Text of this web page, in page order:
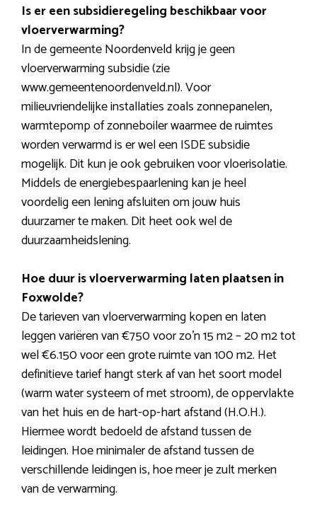
Is er een subsidieregeling beschikbaar voor
vloerverwarming?
In de gemeente Noordenveld krijg je geen
vloerverwarming subsidie (zie
www.gemeentenoordenveld.nl). Voor
milieuvriendelijke installaties zoals zonnepanelen,
warmtepomp of zonneboiler waarmee de ruimtes
worden verwarmd is er wel een ISDE subsidie
mogelijk. Dit kun je ook gebruiken voor vloerisolatie.
Middels de energiebespaarlening kan je heel
voordelig een lening afsluiten om jouw huis
duurzamer te maken. Dit heet ook wel de
duurzaamheidslening.
Hoe duur is vloerverwarming laten plaatsen in
Foxwolde?
De tarieven van vloerverwarming kopen en laten
leggen variëren van €750 voor zo’n 15 m2 – 20 m2 tot
wel €6.150 voor een grote ruimte van 100 m2. Het
definitieve tarief hangt sterk af van het soort model
(warm water systeem of met stroom), de oppervlakte
van het huis en de hart-op-hart afstand (H.O.H.).
Hiermee wordt bedoeld de afstand tussen de
leidingen. Hoe minimaler de afstand tussen de
verschillende leidingen is, hoe meer je zult merken
van de verwarming.